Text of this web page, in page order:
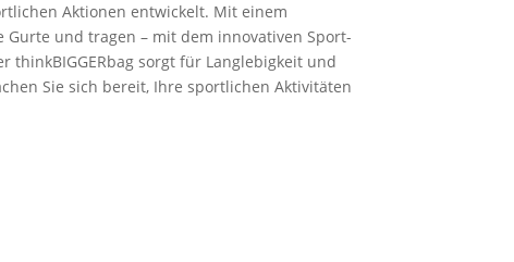
Aktionen entwickelt. Mit einem
und tragen – mit dem innovativen Sport-
thinkBIGGERbag sorgt für Langlebigkeit und
Sie sich bereit, Ihre sportlichen Aktivitäten